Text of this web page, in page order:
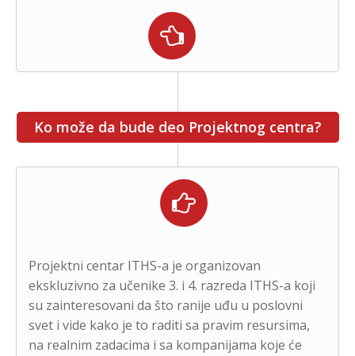
Ko može da bude deo Projektnog centra?
Projektni centar ITHS-a je organizovan
ekskluzivno za učenike 3. i 4. razreda ITHS-a koji
su zainteresovani da što ranije uđu u poslovni
svet i vide kako je to raditi sa pravim resursima,
na realnim zadacima i sa kompanijama koje će